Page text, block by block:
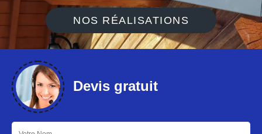
NOS RÉALISATIONS
Devis gratuit